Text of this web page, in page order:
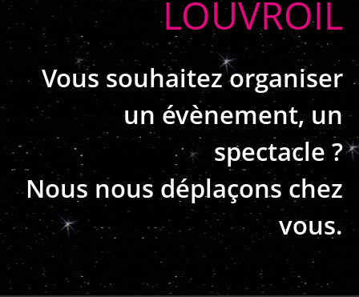
LOUVROIL
Vous souhaitez organiser
un évènement, un
spectacle ?
Nous nous déplaçons chez
vous.